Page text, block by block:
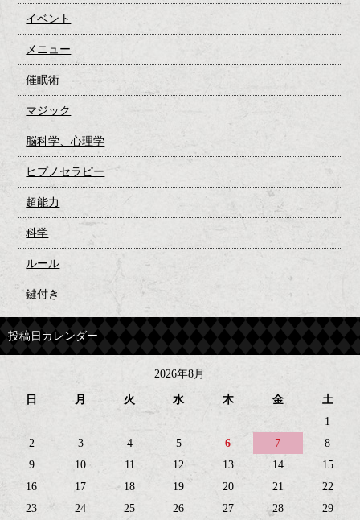
イベント
メニュー
催眠術
マジック
脳科学、心理学
ヒプノセラピー
超能力
科学
ルール
鍵付き
投稿日カレンダー
2026年8月
日 月 火 水 木 金
土
1
2
3 4 5 6 7
8
9
10 11 12 13 14
15
16
17 18 19 20 21
22
23
24 25 26 27 28 29